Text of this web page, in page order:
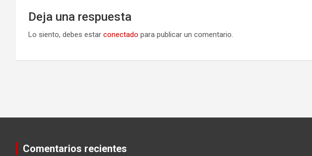
Deja una respuesta
Lo siento, debes estar conectado para publicar un comentario.
Comentarios recientes